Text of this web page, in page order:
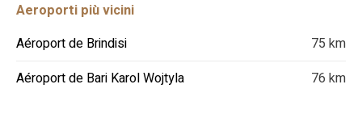
Aeroporti più vicini
Aéroport de Brindisi
75 km
Aéroport de Bari Karol Wojtyla
76 km